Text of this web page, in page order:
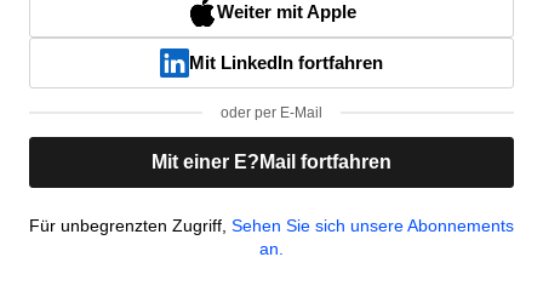
Weiter mit Apple
Mit LinkedIn fortfahren
oder per E-Mail
Mit einer E?Mail fortfahren
Für unbegrenzten Zugriff, Sehen Sie sich unsere Abonnements
an.